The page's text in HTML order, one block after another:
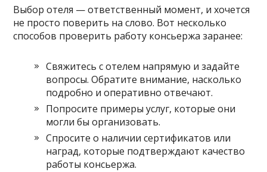
Выбор отеля — ответственный момент, и хочется
не просто поверить на слово. Вот несколько
способов проверить работу консьержа заранее:
Свяжитесь с отелем напрямую и задайте
вопросы. Обратите внимание, насколько
подробно и оперативно отвечают.
Попросите примеры услуг, которые они
могли бы организовать.
Спросите о наличии сертификатов или
наград, которые подтверждают качество
работы консьержа.